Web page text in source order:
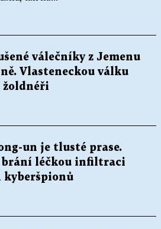
válečníky z Jemenu
Vlasteneckou válku
žoldnéři
un je tlusté prase.
brání léčkou infiltraci
kyberšpionů